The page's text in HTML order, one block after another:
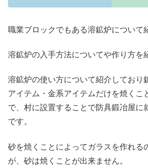
職業ブロックでもある溶鉱炉について
溶鉱炉の入手方法についてや作り方を
溶鉱炉の使い方について紹介しており
アイテム・金系アイテムだけを焼くこ
で、村に設置することで防具鍛冶屋に
です。
砂を焼くことによってガラスを作れる
が、砂は焼くことが出来ません。